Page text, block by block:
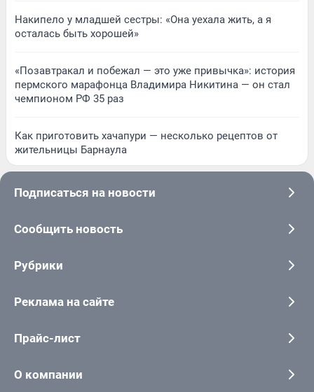
Накипело у младшей сестры: «Она уехала жить, а я
осталась быть хорошей»
«Позавтракал и побежал — это уже привычка»: история
пермского марафонца Владимира Никитина — он стал
чемпионом РФ 35 раз
Как приготовить хачапури — несколько рецептов от
жительницы Барнаула
Подписаться на новости
Сообщить новость
Рубрики
Реклама на сайте
Прайс-лист
О компании